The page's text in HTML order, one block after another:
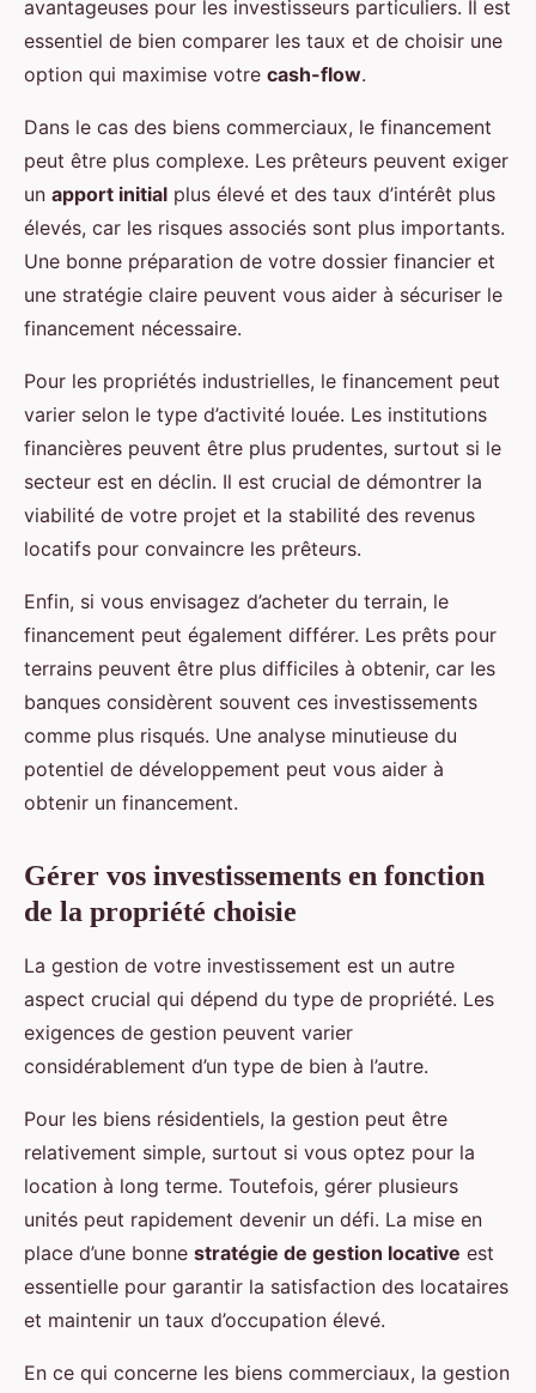
avantageuses pour les investisseurs particuliers. Il est
essentiel de bien comparer les taux et de choisir une
option qui maximise votre cash-flow.
Dans le cas des biens commerciaux, le financement
peut être plus complexe. Les prêteurs peuvent exiger
un apport initial plus élevé et des taux d’intérêt plus
élevés, car les risques associés sont plus importants.
Une bonne préparation de votre dossier financier et
une stratégie claire peuvent vous aider à sécuriser le
financement nécessaire.
Pour les propriétés industrielles, le financement peut
varier selon le type d’activité louée. Les institutions
financières peuvent être plus prudentes, surtout si le
secteur est en déclin. Il est crucial de démontrer la
viabilité de votre projet et la stabilité des revenus
locatifs pour convaincre les prêteurs.
Enfin, si vous envisagez d’acheter du terrain, le
financement peut également différer. Les prêts pour
terrains peuvent être plus difficiles à obtenir, car les
banques considèrent souvent ces investissements
comme plus risqués. Une analyse minutieuse du
potentiel de développement peut vous aider à
obtenir un financement.
Gérer vos investissements en fonction
de la propriété choisie
La gestion de votre investissement est un autre
aspect crucial qui dépend du type de propriété. Les
exigences de gestion peuvent varier
considérablement d’un type de bien à l’autre.
Pour les biens résidentiels, la gestion peut être
relativement simple, surtout si vous optez pour la
location à long terme. Toutefois, gérer plusieurs
unités peut rapidement devenir un défi. La mise en
place d’une bonne stratégie de gestion locative est
essentielle pour garantir la satisfaction des locataires
et maintenir un taux d’occupation élevé.
En ce qui concerne les biens commerciaux, la gestion